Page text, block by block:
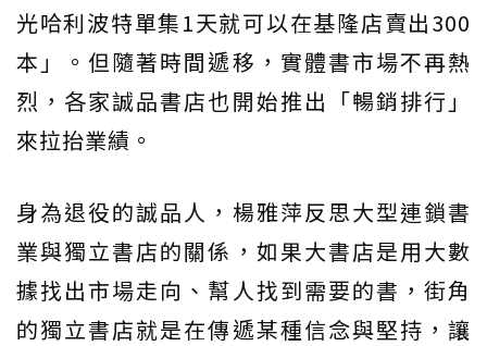
光哈利波特單集1天就可以在基隆店賣出300
本」。但隨著時間遞移，實體書市場不再熱
烈，各家誠品書店也開始推出「暢銷排行」
來拉抬業績。
身為退役的誠品人，楊雅萍反思大型連鎖書
業與獨立書店的關係，如果大書店是用大數
據找出市場走向、幫人找到需要的書，街角
的獨立書店就是在傳遞某種信念與堅持，讓